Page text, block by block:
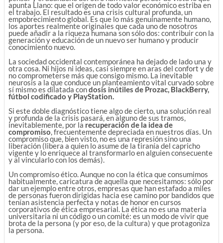
apunta Llano: que el origen de todo valor económico estriba en
el trabajo. El resultado es una crisis cultural profunda, un
empobrecimiento global. Es que lo más genuinamente humano,
los aportes realmente originales que cada uno de nosotros
puede añadir a la riqueza humana son sólo dos: contribuir con la
generación y educación de un nuevo ser humano y producir
conocimiento nuevo.
La sociedad occidental contemporánea ha dejado de lado una y
otra cosa. Ni hijos ni ideas, casi siempre en aras del confort y de
no comprometerse más que consigo mismo. La inevitable
neurosis a la que conduce un planteamiento vital curvado sobre
sí mismo es dilatada condosis inútiles de Prozac, BlackBerry,
fútbol codificado y PlayStation.
Si este doble diagnóstico tiene algo de cierto, una solución real
y profunda de la crisis pasará, en alguno de sus tramos,
inevitablemente, por la recuperación de la idea de
compromiso, frecuentemente depreciada en nuestros días. Un
compromiso que, bien visto, no es una represión sino una
liberación (libera a quien lo asume de la tiranía del capricho
vigente y lo enriquece al transformarlo en alguien consecuente
y al vincularlo con los demás).
Un compromiso ético. Aunque no con la ética que consumimos
habitualmente, caricatura de aquella que necesitamos: sólo por
dar un ejemplo entre otros, empresas que han estafado a miles
de personas fueron dirigidas hacia ese camino por bandidos que
tenían asistencia perfecta y notas de honor en cursos
corporativos de ética empresarial. La ética no es una materia
universitaria ni un código o un comité: es un modo de vivir que
brota de la persona (y por eso, de la cultura) y que protagoniza
la persona.